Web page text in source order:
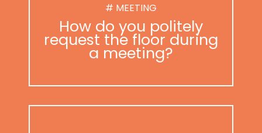
# MEETING
How do you politely
request the floor during
a meeting?